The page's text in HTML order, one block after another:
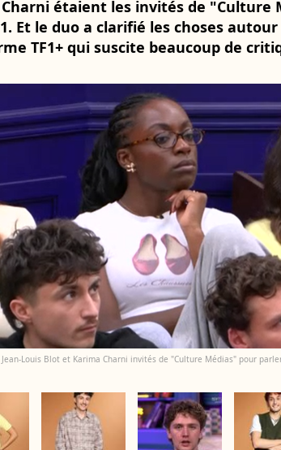
étaient les invités de "Culture
Et le duo a clarifié les choses
TF1+ qui suscite beaucoup de
Louis Blot et Karima Charni invités de "Culture Médias" pour